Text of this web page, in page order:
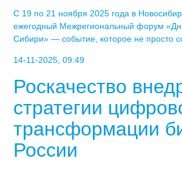
С 19 по 21 ноября 2025 года в
ежегодный Межрегиональный форум
Сибири» — событие, которое не просто
14-11-2025, 09:49
Роскачество
стратегии
трансформации
России